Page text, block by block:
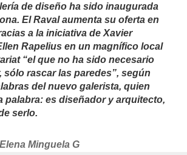
de diseño ha sido inaugurada
El Raval aumenta su oferta en
a la iniciativa de Xavier
Rapelius en un magnífico local
“el que no ha sido necesario
sólo rascar las paredes”, según
del nuevo galerista, quien
palabra: es diseñador y arquitecto,
serlo.
https://www.experimenta.es/author/
Elena Minguela G